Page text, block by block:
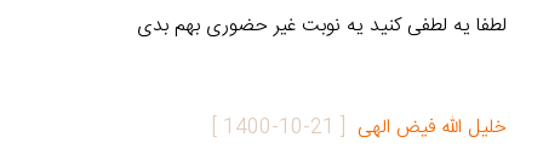
لطفا یه لطفی کنید یه نوبت غیر حضوری بهم بدی
خلیل الله فیض الهی [
1400-10-21
]